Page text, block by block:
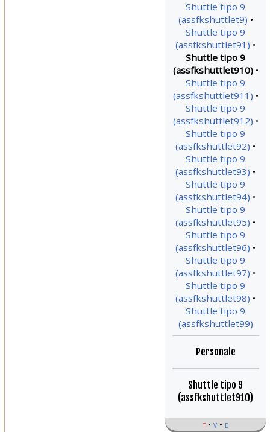
Shuttle tipo 9
(assfkshuttlet9)
Shuttle tipo 9
(assfkshuttlet91)
Shuttle tipo 9
(assfkshuttlet910)
Shuttle tipo 9
(assfkshuttlet911)
Shuttle tipo 9
(assfkshuttlet912)
Shuttle tipo 9
(assfkshuttlet92)
Shuttle tipo 9
(assfkshuttlet93)
Shuttle tipo 9
(assfkshuttlet94)
Shuttle tipo 9
(assfkshuttlet95)
Shuttle tipo 9
(assfkshuttlet96)
Shuttle tipo 9
(assfkshuttlet97)
Shuttle tipo 9
(assfkshuttlet98)
Shuttle tipo 9
(assfkshuttlet99)
Personale
Shuttle tipo 9
(assfkshuttlet910)
t v e